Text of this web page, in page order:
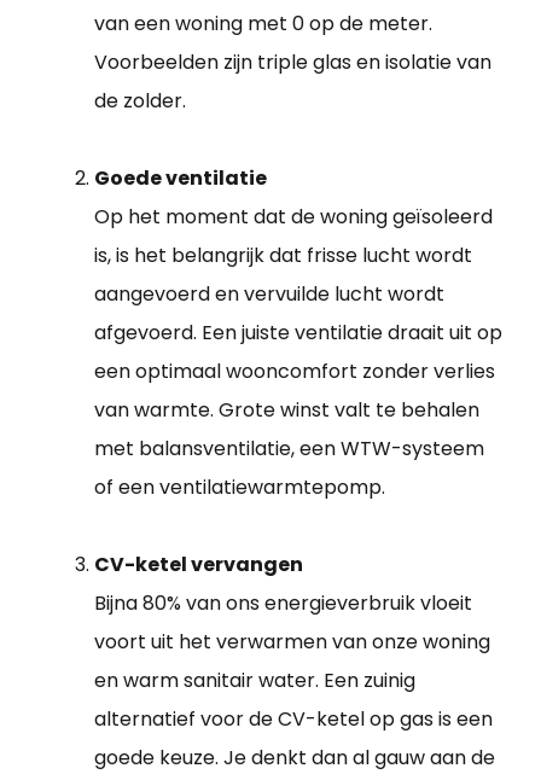
van een woning met 0 op de meter.
Voorbeelden zijn triple glas en isolatie van
de zolder.
Goede ventilatie
Op het moment dat de woning geïsoleerd
is, is het belangrijk dat frisse lucht wordt
aangevoerd en vervuilde lucht wordt
afgevoerd. Een juiste ventilatie draait uit op
een optimaal wooncomfort zonder verlies
van warmte. Grote winst valt te behalen
met balansventilatie, een WTW-systeem
of een ventilatiewarmtepomp.
CV-ketel vervangen
Bijna 80% van ons energieverbruik vloeit
voort uit het verwarmen van onze woning
en warm sanitair water. Een zuinig
alternatief voor de CV-ketel op gas is een
goede keuze. Je denkt dan al gauw aan de